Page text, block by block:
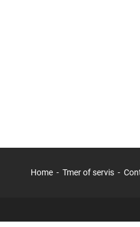
Home Tmer of servis